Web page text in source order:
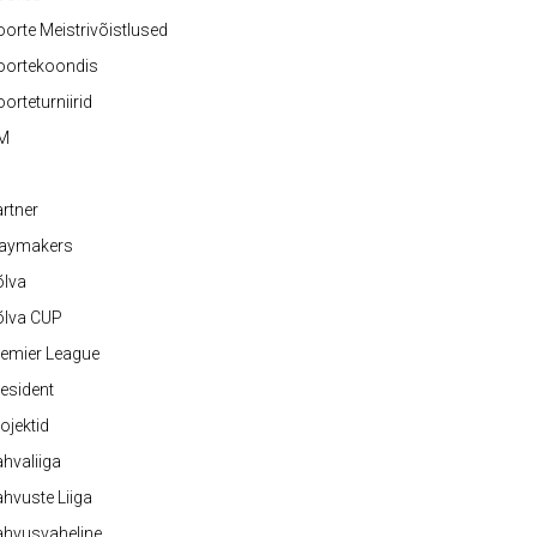
Meistrivõistlused
CUP
League
Liiga